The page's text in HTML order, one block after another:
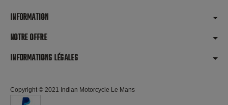
INFORMATION
NOTRE OFFRE
INFORMATIONS LÉGALES
Copyright © 2021 Indian Motorcycle Le Mans